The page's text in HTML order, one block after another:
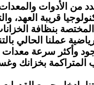
الأدوات والمعدات
قريبة العهد،
بنظافة
عملنا الحالي
وأكثر سرعة
المتراكمة بخزانك